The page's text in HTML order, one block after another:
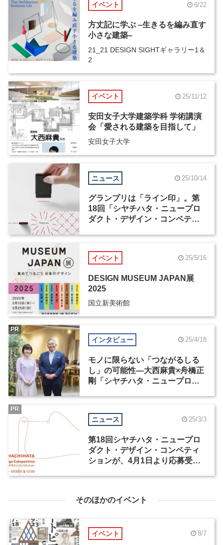
イベント 6/22
方丈記に学ぶ –生きるを編み直す
小さな建築–
21_21 DESIGN SIGHTギャラリー1＆
2
イベント 25/11/12
安田女子大学建築学科 学術講演
会「愛される建築を目指して」
安田女子大学
ニュース 25/10/14
グランプリは「ライン印」。第
18回「シヤチハタ・ニュープロ
ダクト・デザイン・コンペティ
イベント 25/5/16
DESIGN MUSEUM JAPAN展
2025
国立新美術館
インタビュー 25/4/18
モノに限らない「つながるしる
し」の可能性―大西麻貴×舟橋正
剛「シヤチハタ・ニュープロダ
PR
ニュース 25/3/3
第18回シヤチハタ・ニュープロ
ダクト・デザイン・コンペティ
ションが、4月1日より応募受付
PR
そのほかのイベント
イベント 8/7